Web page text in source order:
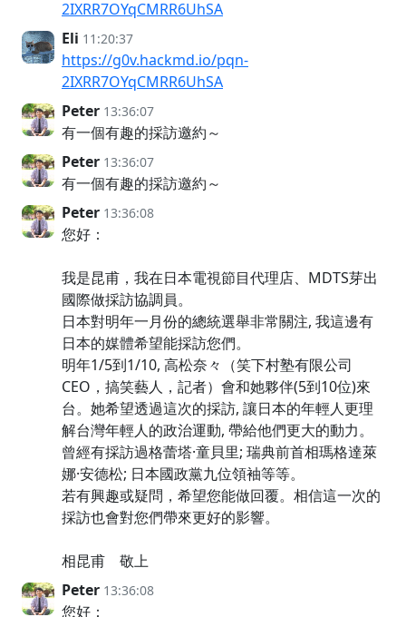
2IXRR7OYqCMRR6UhSA
Eli 11:20:37
https://g0v.hackmd.io/pqn-
2IXRR7OYqCMRR6UhSA
Peter 13:36:07
有一個有趣的採訪邀約～
Peter 13:36:07
有一個有趣的採訪邀約～
Peter 13:36:08
您好：
我是昆甫，我在日本電視節目代理店、MDTS芽出
國際做採訪協調員。
日本對明年一月份的總統選舉非常關注, 我這邊有
日本的媒體希望能採訪您們。
明年1/5到1/10, 高松奈々（笑下村塾有限公司
CEO，搞笑藝人，記者）會和她夥伴(5到10位)來
台。她希望透過這次的採訪, 讓日本的年輕人更理
解台灣年輕人的政治運動, 帶給他們更大的動力。
曾經有採訪過格蕾塔·童貝里; 瑞典前首相瑪格達萊
娜·安德松; 日本國政黨九位領袖等等。
若有興趣或疑問，希望您能做回覆。相信這一次的
採訪也會對您們帶來更好的影響。
相昆甫 敬上
Peter 13:36:08
您好：